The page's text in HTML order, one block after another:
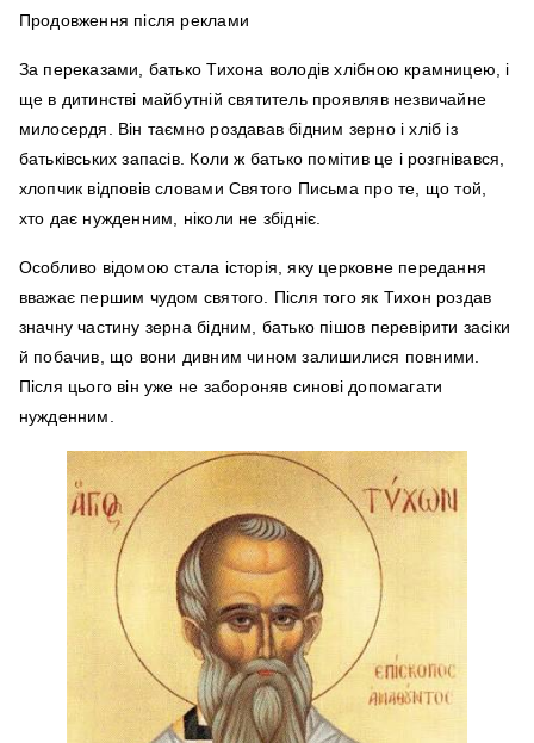
Продовження після реклами
За переказами, батько Тихона володів хлібною крамницею, і
ще в дитинстві майбутній святитель проявляв незвичайне
милосердя. Він таємно роздавав бідним зерно і хліб із
батьківських запасів. Коли ж батько помітив це і розгнівався,
хлопчик відповів словами Святого Письма про те, що той,
хто дає нужденним, ніколи не збідніє.
Особливо відомою стала історія, яку церковне передання
вважає першим чудом святого. Після того як Тихон роздав
значну частину зерна бідним, батько пішов перевірити засіки
й побачив, що вони дивним чином залишилися повними.
Після цього він уже не забороняв синові допомагати
нужденним.